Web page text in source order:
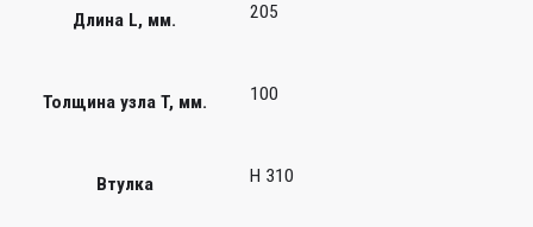
Длина L, мм. 205
Толщина узла T, мм. 100
Втулка H 310